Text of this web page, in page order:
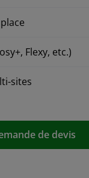
Flexy, etc.)
sites
de devis